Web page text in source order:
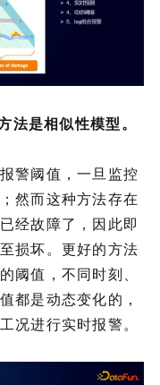
法是相似性模型。
警阈值，一旦监控
然而这种方法存在
经故障了，因此即
损坏。更好的方法
阈值，不同时刻、
都是动态变化的，
况进行实时报警。